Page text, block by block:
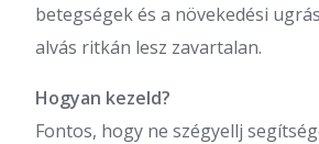
betegségek és a növekedési
alvás ritkán lesz zavartalan.
Hogyan kezeld?
Fontos, hogy ne szégyellj